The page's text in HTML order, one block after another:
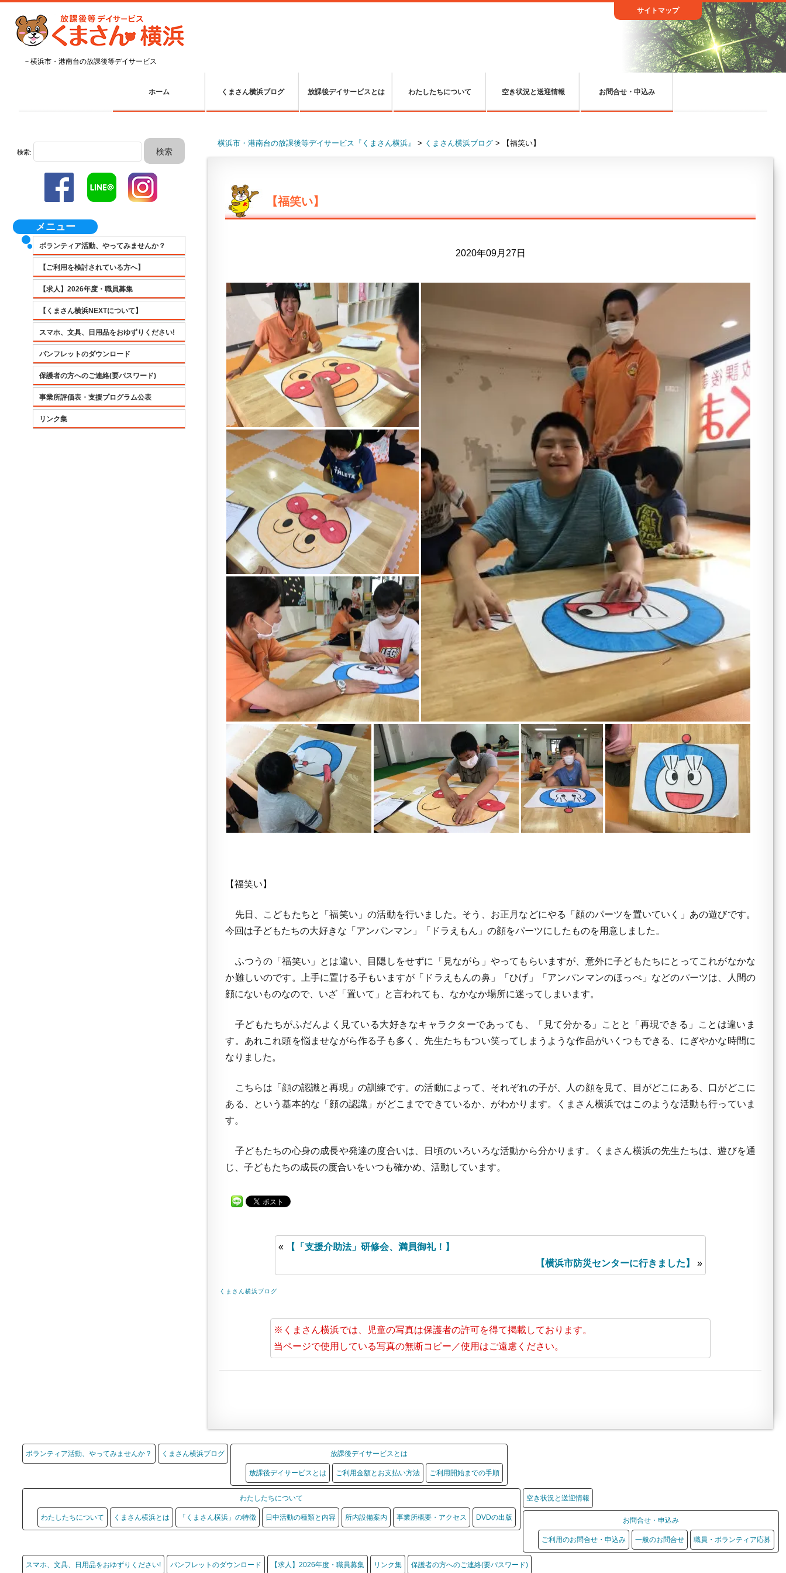
サイトマップ
－横浜市・港南台の放課後等デイサービス
ホーム くまさん横浜ブログ 放課後デイサービスとは わたしたちについて 空き状況と送迎情報 お問合せ・申込み
検索:
メニュー
ボランティア活動、やってみませんか？
【ご利用を検討されている方へ】
【求人】2026年度・職員募集
【くまさん横浜NEXTについて】
スマホ、文具、日用品をおゆずりください!
パンフレットのダウンロード
保護者の方へのご連絡(要パスワード)
事業所評価表・支援プログラム公表
リンク集
横浜市・港南台の放課後等デイサービス『くまさん横浜』 > くまさん横浜ブログ > 【福笑い】
【福笑い】
2020年09月27日
【福笑い】
先日、こどもたちと「福笑い」の活動を行いました。そう、お正月などにやる「顔のパーツを置いていく」あの遊びです。
今回は子どもたちの大好きな「アンパンマン」「ドラえもん」の顔をパーツにしたものを用意しました。
ふつうの「福笑い」とは違い、目隠しをせずに「見ながら」やってもらいますが、意外に子どもたちにとってこれがなかな
か難しいのです。上手に置ける子もいますが「ドラえもんの鼻」「ひげ」「アンパンマンのほっぺ」などのパーツは、人間の
顔にないものなので、いざ「置いて」と言われても、なかなか場所に迷ってしまいます。
子どもたちがふだんよく見ている大好きなキャラクターであっても、「見て分かる」ことと「再現できる」ことは違いま
す。あれこれ頭を悩ませながら作る子も多く、先生たちもつい笑ってしまうような作品がいくつもできる、にぎやかな時間に
なりました。
こちらは「顔の認識と再現」の訓練です。の活動によって、それぞれの子が、人の顔を見て、目がどこにある、口がどこに
ある、という基本的な「顔の認識」がどこまでできているか、がわかります。くまさん横浜ではこのような活動も行っていま
す。
子どもたちの心身の成長や発達の度合いは、日頃のいろいろな活動から分かります。くまさん横浜の先生たちは、遊びを通
じ、子どもたちの成長の度合いをいつも確かめ、活動しています。
«
【「支援介助法」研修会、満員御礼！】
【横浜市防災センターに行きました】
»
くまさん横浜ブログ
※くまさん横浜では、児童の写真は保護者の許可を得て掲載しております。
当ページで使用している写真の無断コピー／使用はご遠慮ください。
ボランティア活動、やってみませんか？ くまさん横浜ブログ 放課後デイサービスとは
放課後デイサービスとは ご利用金額とお支払い方法 ご利用開始までの手順
わたしたちについて
わたしたちについて くまさん横浜とは 「くまさん横浜」の特徴 日中活動の種類と内容 所内設備案内 事業所概要・アクセス DVDの出版
空き状況と送迎情報
お問合せ・申込み
ご利用のお問合せ・申込み 一般のお問合せ 職員・ボランティア応募
スマホ、文具、日用品をおゆずりください! パンフレットのダウンロード 【求人】2026年度・職員募集 リンク集 保護者の方へのご連絡(要パスワード)